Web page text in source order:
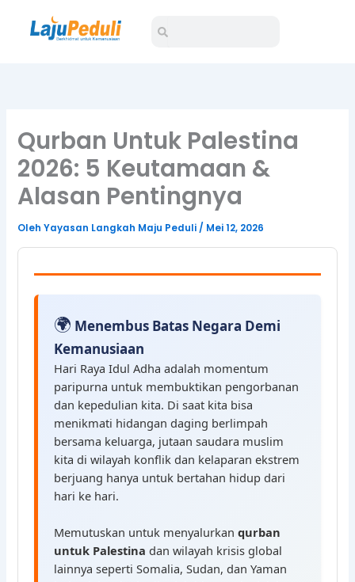
Search
Qurban Untuk Palestina
2026: 5 Keutamaan &
Alasan Pentingnya
OlehYayasan Langkah Maju Peduli/ Mei 12, 2026
🌍 Menembus Batas Negara Demi
Kemanusiaan
Hari Raya Idul Adha adalah momentum
paripurna untuk membuktikan pengorbanan
dan kepedulian kita. Di saat kita bisa
menikmati hidangan daging berlimpah
bersama keluarga, jutaan saudara muslim
kita di wilayah konflik dan kelaparan ekstrem
berjuang hanya untuk bertahan hidup dari
hari ke hari.
Memutuskan untuk menyalurkanqurban
untuk Palestina dan wilayah krisis global
lainnya seperti Somalia, Sudan, dan Yaman